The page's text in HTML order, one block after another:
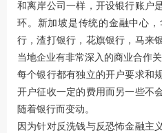
和离岸公司一样，开设银行账户
环。新加坡是传统的金融中心
行，渣打银行，花旗银行，马来
当地企业有非常深入的商业合作关
每个银行都有独立的开户要求和
开户征收一定的费用而另一些不
随着银行而变动。
因为针对反洗钱与反恐怖金融主